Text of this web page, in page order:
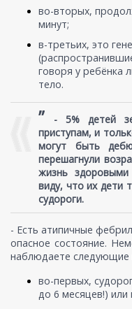
во-вторых,
минут;
в-третьих, это
говоря у ребёнка
тело.
” -
5% детей
приступам, и
могут быть
перешагнули
жизнь
виду, что их дети
судороги.
- Есть атипичные
опасное состояние.
наблюдаете следующие
во-первых,
до 6 месяцев!) или